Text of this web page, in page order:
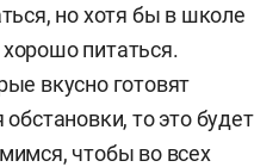
но хотя бы в школе
питаться.
вкусно готовят
то это будет
чтобы во всех